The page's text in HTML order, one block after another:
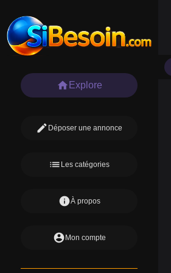
home Explore
edit Déposer une annonce
list Les catégories
infoÀ propos
account_circle Mon compte